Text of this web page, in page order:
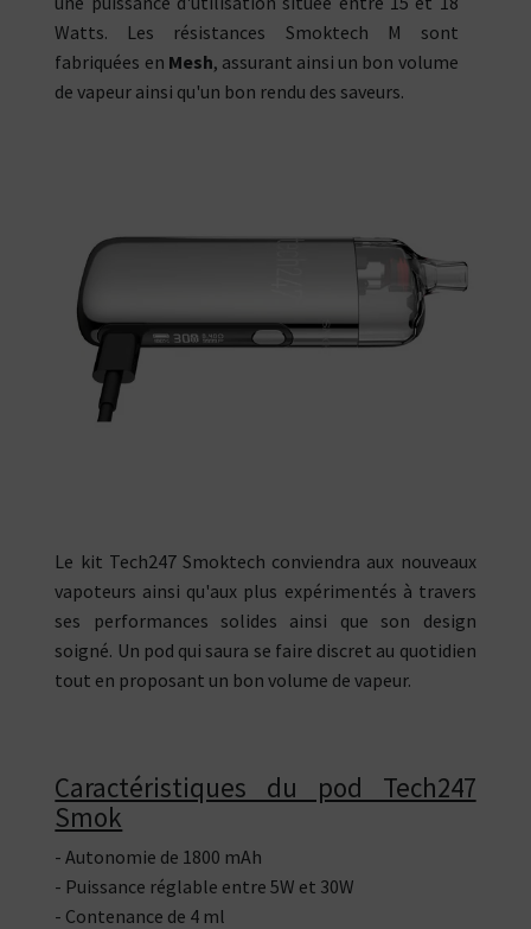
Watts. Les résistances Smoktech M sont
fabriquées en Mesh, assurant ainsi un bon volume
de vapeur ainsi qu'un bon rendu des saveurs.
Le kit Tech247 Smoktech conviendra aux nouveaux
vapoteurs ainsi qu'aux plus expérimentés à travers
ses performances solides ainsi que son design
soigné. Un pod qui saura se faire discret au quotidien
tout en proposant un bon volume de vapeur.
Caractéristiques du pod Tech247
Smok
- Autonomie de 1800 mAh
- Puissance réglable entre 5W et 30W
- Contenance de 4 ml